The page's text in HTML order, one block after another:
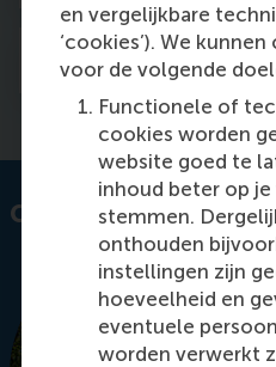
en vergelijkbare
‘cookies’). We
voor de volgende
Functionele of
cookies worden
website goed te
inhoud beter op
stemmen.
onthouden
instellingen zijn
hoeveelheid en
eventuele
worden verwerkt
Publications
Contact information